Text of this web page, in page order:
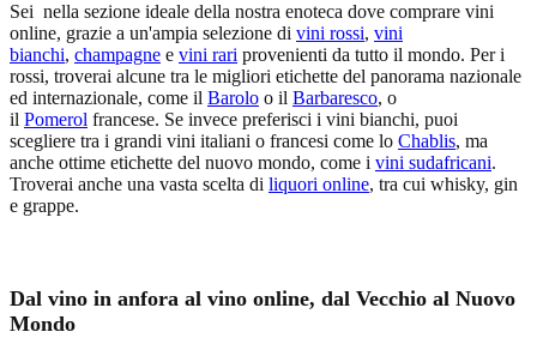
Sei nella sezione ideale della nostra enoteca dove comprare vini
online, grazie a un'ampia selezione di vini rossi, vini
bianchi, champagne e vini rari provenienti da tutto il mondo. Per i
rossi, troverai alcune tra le migliori etichette del panorama nazionale
ed internazionale, come il Barolo o il Barbaresco, o
il Pomerol francese. Se invece preferisci i vini bianchi, puoi
scegliere tra i grandi vini italiani o francesi come lo Chablis, ma
anche ottime etichette del nuovo mondo, come i vini sudafricani.
Troverai anche una vasta scelta di liquori online, tra cui whisky, gin
e grappe.
Dal vino in anfora al vino online, dal Vecchio al Nuovo
Mondo